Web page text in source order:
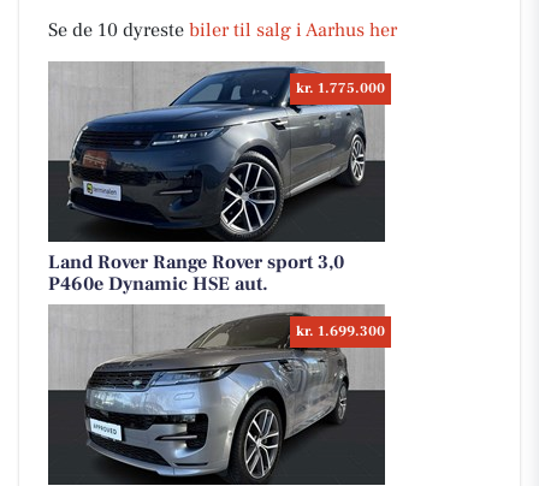
Se de 10 dyreste biler til salg i Aarhus her
kr. 1.775.000
Land Rover Range Rover sport 3,0
P460e Dynamic HSE aut.
kr. 1.699.300